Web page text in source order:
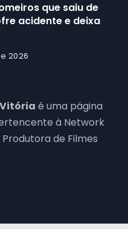
que saiu de
acidente e deixa
2026
Vitória é uma página
à Network
de Filmes